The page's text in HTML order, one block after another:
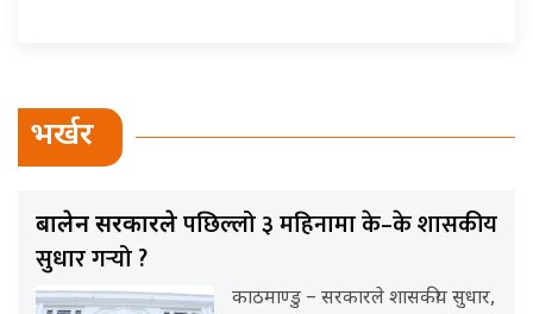
भर्खर
बालेन सरकारलेपछिल्लो ३ महिनामा के–के शासकीय
सुधार गर्‍यो ?
काठमाण्डु – सरकारले शासकीय सुधार,